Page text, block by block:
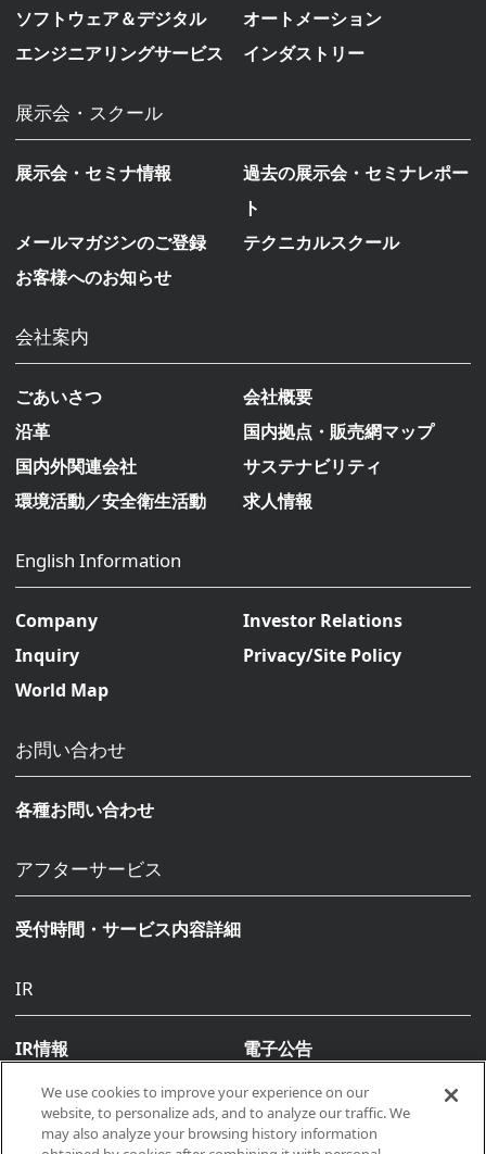
ソフトウェア＆デジタル
オートメーション
エンジニアリングサービス
インダストリー
展示会・スクール
展示会・セミナ情報
過去の展示会・セミナレポー
ト
メールマガジンのご登録
テクニカルスクール
お客様へのお知らせ
会社案内
ごあいさつ
会社概要
沿革
国内拠点・販売網マップ
国内外関連会社
サステナビリティ
環境活動／安全衛生活動
求人情報
English Information
Company
Investor Relations
Inquiry
Privacy/Site Policy
World Map
お問い合わせ
各種お問い合わせ
アフターサービス
受付時間・サービス内容詳細
IR
IR情報 電子公告
We use cookies to improve your experience on our
website, to personalize ads, and to analyze our traffic. We
may also analyze your browsing history information